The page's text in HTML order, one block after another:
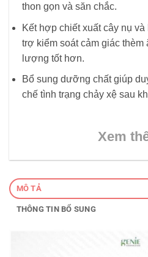
thon gọn và săn chắc.
Kết hợp chiết xuất cây nụ
trợ kiểm soát cảm giác thèm
lượng tốt hơn.
Bổ sung dưỡng chất giúp
chế tình trạng chảy xệ sau
Xem
MÔ TẢ
THÔNG TIN BỔ SUNG